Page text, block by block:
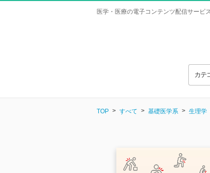
医学・医療の電子コンテンツ配信サービ
カテ
TOP すべて 基礎医学系 生理学